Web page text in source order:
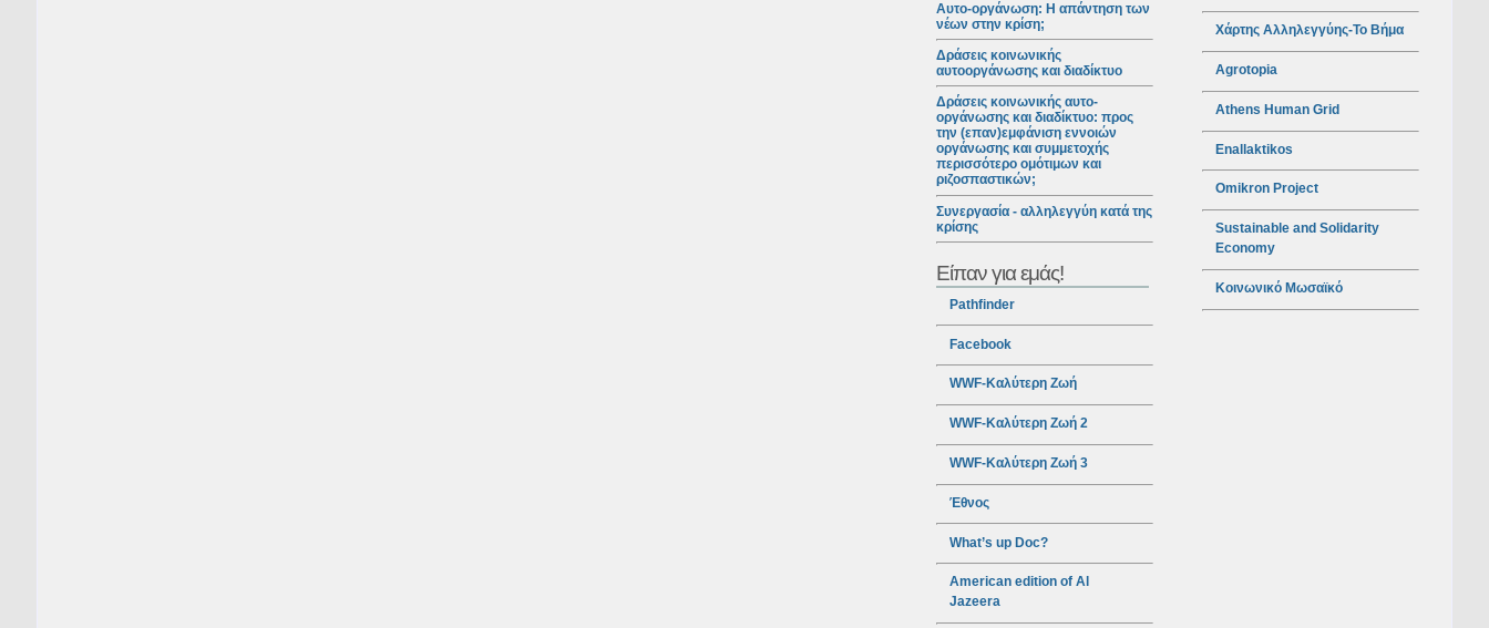
Αυτο-οργάνωση: Η απάντηση των
νέων στην κρίση;
Δράσεις κοινωνικής
αυτοοργάνωσης και διαδίκτυο
Δράσεις κοινωνικής αυτο-
οργάνωσης και διαδίκτυο: προς
την (επαν)εμφάνιση εννοιών
οργάνωσης και συμμετοχής
περισσότερο ομότιμων και
ριζοσπαστικών;
Συνεργασία - αλληλεγγύη κατά της
κρίσης
Είπαν για εμάς!
Pathfinder
Facebook
WWF-Καλύτερη Ζωή
WWF-Καλύτερη Ζωή 2
WWF-Καλύτερη Ζωή 3
Έθνος
What’s up Doc?
American edition of Al
Jazeera
Χάρτης Αλληλεγγύης-Το Βήμα
Agrotopia
Athens Human Grid
Enallaktikos
Omikron Project
Sustainable and Solidarity
Economy
Κοινωνικό Μωσαϊκό